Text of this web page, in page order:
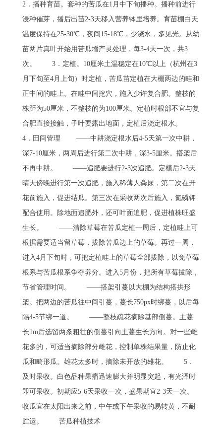
2．播种育苗。套种的苦瓜在1月中下旬播种。播种前进行
浸种催芽，播后出苗2-3天移入营养钵里培养。育苗棚白天
温度保持在25-30℃，夜间15-18℃，少浇水，多见光。从幼
苗两片真叶开始用苦瓜增产灵处理，每3-4天一次，共3
次。 3．定植。10厘米土温稳定在10℃以上（杭州在3
月下旬至4月上旬）时定植，苦瓜苗定植在大棚两边的畦和
正中间的畦上。在畦中间挖穴，施入少许复合肥。整枝的
株距为50厘米，不整枝的为100厘米。定植时根部不宜与复
合肥直接接触，子叶要露出地面，定植后浇定根水。
4．田间管理 ——中耕浇定根水后4-5天第一次中耕，
深7-10厘米，两周后进行第二次中耕，深3-5厘米。搭架后
不再中耕。 ——追肥要进行2-3次追肥。定植后2-3天
晴天傍晚进行第一次追肥，施入稀薄人粪尿，第二次在开
花前施入，促进结瓜。第三次在采收两次后施入，氮磷钾
配合使用。除地面追肥外，还可叶面追肥，促进植株旺盛
生长。 ——清除草莓在苦瓜定植一周后，定植畦上可
根据需要适当留草莓，拔除苦瓜边上的草莓。再过一周，
进入4月下旬时，可把定植畦上的草莓全部拔除，以免草莓
根系与苦瓜根系争夺养分。进入5月份，把所有草莓拔除，
节省管理时间。 ——搭架引蔓以大棚为结构搭拱形
架。把两边的苦瓜往中间引蔓，蔓长750px时绑蔓，以后每
隔4-5节绑一道。 ——整枝疏花摘除基部侧蔓。主蔓
长1m后选留两条粗壮的侧蔓引向主蔓生长方向。对一些雌
花多的，可适当摘除部分雌花，控制单株结果量，防止化
瓜和畸形瓜。雄花太多时，摘除未开放的雄花。 5．
及时采收。白色品种果瘤迅速膨大并明显突起，有光泽时
即可采收。初期应5-6天采收一次，盛果期宜2-3天一次。
收瓜宜在太阳出来之前，中午或下午采收的易转黄，不耐
贮运。 苦瓜种植技术